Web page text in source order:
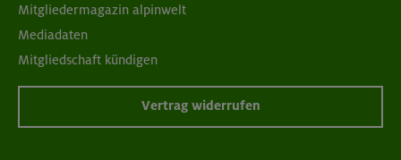
Mitgliedermagazin alpinwelt
Mediadaten
Mitgliedschaft kündigen
Vertrag widerrufen